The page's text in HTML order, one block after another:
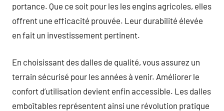
portance. Que ce soit pour les les engins agricoles, elles
offrent une efficacité prouvée. Leur durabilité élevée
en fait un investissement pertinent.
En choisissant des dalles de qualité, vous assurez un
terrain sécurisé pour les années à venir. Améliorer le
confort d’utilisation devient enfin accessible. Les dalles
emboîtables représentent ainsi une révolution pratique